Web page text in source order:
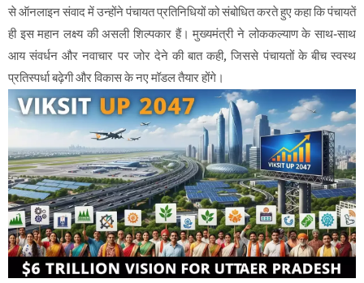
से ऑनलाइन संवाद में उन्होंने पंचायत प्रतिनिधियों को संबोधित करते हुए कहा कि पंचायतें
ही इस महान लक्ष्य की असली शिल्पकार हैं। मुख्यमंत्री ने लोककल्याण के साथ-साथ
आय संवर्धन और नवाचार पर जोर देने की बात कही, जिससे पंचायतों के बीच स्वस्थ
प्रतिस्पर्धा बढ़ेगी और विकास के नए मॉडल तैयार होंगे।